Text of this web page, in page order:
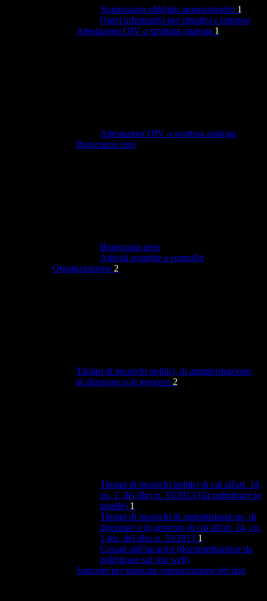
Scadenzario obblighi amministrativi 1
Oneri informativi per cittadini e imprese
Attestazioni OIV o struttura analoga 1
Attestazioni OIV o struttura analoga
Burocrazia zero
Burocrazia zero
Attività soggette a controllo
Organizzazione 2
Titolari di incarichi politici, di amministrazione,
di direzione o di governo 2
Titolari di incarichi politici di cui all'art. 14,
co. 1, del dlgs n. 33/2013 (da pubblicare in
tabelle) 1
Titolari di incarichi di amministrazione, di
direzione o di governo di cui all'art. 14, co.
1-bis, del dlgs n. 33/2013 1
Cessati dall'incarico (documentazione da
pubblicare sul sito web)
Sanzioni per mancata comunicazione dei dati